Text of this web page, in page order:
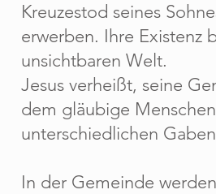
Kreuzestod seines
erwerben. Ihre Existenz
unsichtbaren Welt.
Jesus verheißt, seine
dem gläubige
unterschiedlichen
In der Gemeinde